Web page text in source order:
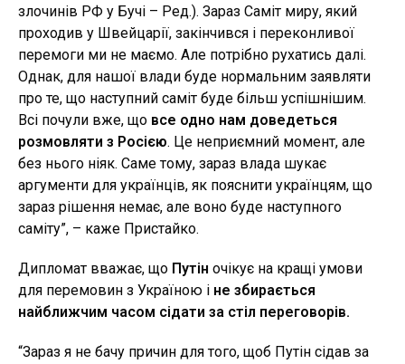
злочинів РФ у Бучі – Ред.). Зараз Саміт миру, який
проходив у Швейцарії, закінчився і переконливої
перемоги ми не маємо. Але потрібно рухатись далі.
Однак, для нашої влади буде нормальним заявляти
про те, що наступний саміт буде більш успішнішим.
Всі почули вже, що все одно нам доведеться
розмовляти з Росією. Це неприємний момент, але
без нього ніяк. Саме тому, зараз влада шукає
аргументи для українців, як пояснити українцям, що
зараз рішення немає, але воно буде наступного
саміту”, – каже Пристайко.
Дипломат вважає, що Путін очікує на кращі умови
для перемовин з Україною і не збирається
найближчим часом сідати за стіл переговорів.
“Зараз я не бачу причин для того, щоб Путін сідав за